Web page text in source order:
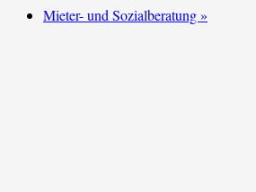
Mieter- und Sozialberatung»